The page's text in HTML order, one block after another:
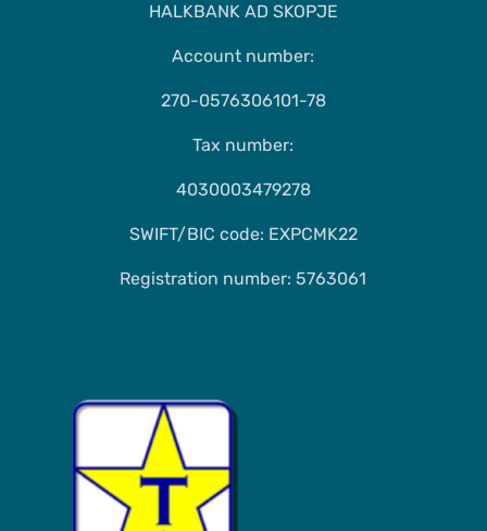
HALKBANK AD SKOPJE
Account number:
270-0576306101-78
Tax number:
4030003479278
SWIFT/BIC code: EXPCMK22
Registration number: 5763061